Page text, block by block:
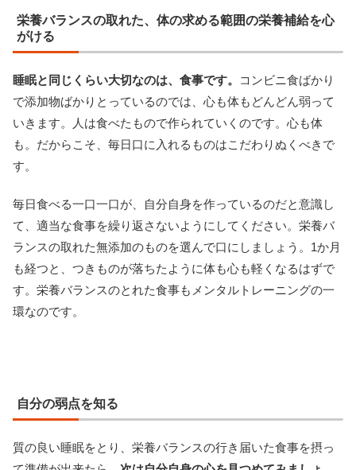
栄養バランスの取れた、体の求める範囲の栄養補給を心
がける
睡眠と同じくらい大切なのは、食事です。
コンビニ食ばかり
で添加物ばかりとっているのでは、心も体もどんどん弱って
いきます。人は食べたもので作られていくのです。心も体
も。だからこそ、毎日口に入れるものはこだわりぬくべきで
す。
毎日食べる一口一口が、自分自身を作っているのだと意識し
て、適当な食事を繰り返さないようにしてください。栄養バ
ランスの取れた無添加のものを選んで口にしましょう。1か月
も経つと、つきものが落ちたように体も心も軽くなるはずで
す。栄養バランスのとれた食事もメンタルトレーニングの一
環なのです。
自分の弱点を知る
質の良い睡眠をとり、栄養バランスの行き届いた食事を摂っ